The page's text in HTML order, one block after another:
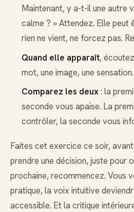
Maintenant, y a-t-il une autre
calme ? » Attendez. Elle peut
rien ne vient, ne forcez pas.
Quand elle apparaît,
mot, une image, une
Comparez les deux: la
seconde vous apaise. La
contrôler, la seconde vous
Faites cet exercice ce soir,
prendre une décision, juste pour
prochaine, recommencez. Vous
pratique, la voix intuitive
accessible. Et la critique